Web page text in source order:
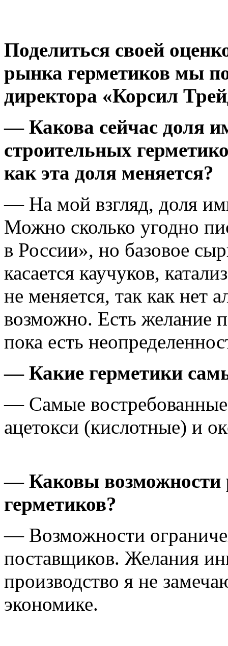
Поделиться своей
рынка герметиков мы
директора «Корсил
— Какова сейчас доля
строительных
как эта доля меняется?
— На мой взгляд, доля
Можно сколько угодно
в России», но базовое
касается каучуков,
не меняется, так как
возможно. Есть желание
пока есть
— Какие герметики
— Самые
ацетокси (кислотные) и
— Каковы возможности
герметиков?
— Возможности
поставщиков. Желания
производство я не
экономике.